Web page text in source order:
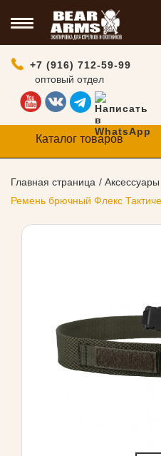
+7 (916) 712-59-99
оптовый отдел
Каталог товаров
Главная страница Аксессуары
Ремень брючный Флекс